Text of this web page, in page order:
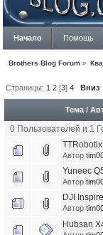
Начало Помощь
Brothers Blog Forum »
Страницы:1 2 [3]4 Вниз
Тема/
0 Пользователей и 1
Автор
Yuneec
Автор
DJI
Автор
Hubsan